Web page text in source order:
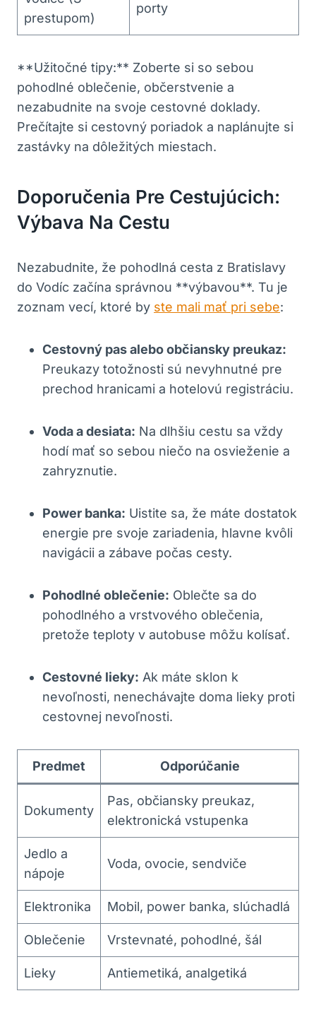
prestupom)
porty
**Užitočné tipy:** Zoberte si so sebou
pohodlné oblečenie, občerstvenie a
nezabudnite na svoje cestovné doklady.
Prečítajte si cestovný poriadok a naplánujte si
zastávky na dôležitých miestach.
Doporučenia Pre Cestujúcich:
Výbava Na Cestu
Nezabudnite, že pohodlná cesta z Bratislavy
do Vodíc začína správnou **výbavou**. Tu je
zoznam vecí, ktoré by ste mali mať pri sebe:
Cestovný pas alebo občiansky preukaz:
Preukazy totožnosti sú nevyhnutné pre
prechod hranicami a hotelovú registráciu.
Voda a desiata: Na dlhšiu cestu sa vždy
hodí mať so sebou niečo na osvieženie a
zahryznutie.
Power banka: Uistite sa, že máte dostatok
energie pre svoje zariadenia, hlavne kvôli
navigácii a zábave počas cesty.
Pohodlné oblečenie: Oblečte sa do
pohodlného a vrstvového oblečenia,
pretože teploty v autobuse môžu kolísať.
Cestovné lieky: Ak máte sklon k
nevoľnosti, nenechávajte doma lieky proti
cestovnej nevoľnosti.
Predmet Odporúčanie
Dokumenty
Pas, občiansky preukaz,
elektronická vstupenka
Jedlo a
nápoje
Voda, ovocie, sendviče
Elektronika Mobil, power banka, slúchadlá
Oblečenie Vrstevnaté, pohodlné, šál
Lieky Antiemetiká, analgetiká